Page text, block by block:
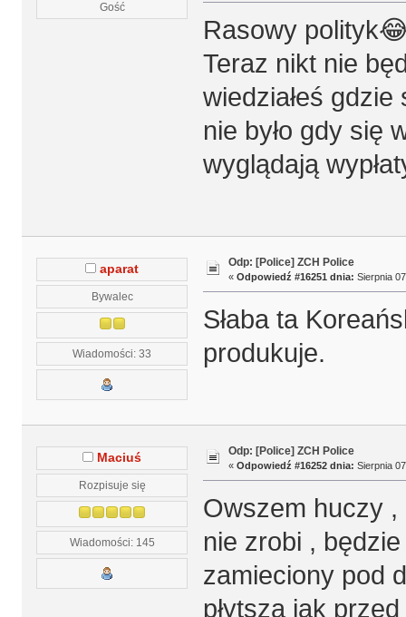
Gość
Rasowy
Teraz nikt nie
wiedziałeś
nie było gdy się
wyglądają
aparat
Bywalec
Wiadomości: 33
Odp: [Police] ZCH Police
« Odpowiedź #16251 dnia: Sierpnia
Słaba ta
produkuje.
Maciuś
Rozpisuje się
Wiadomości: 145
Odp: [Police] ZCH Police
« Odpowiedź #16252 dnia: Sierpnia
Owszem huczy
nie zrobi ,
zamieciony pod
płytsza jak